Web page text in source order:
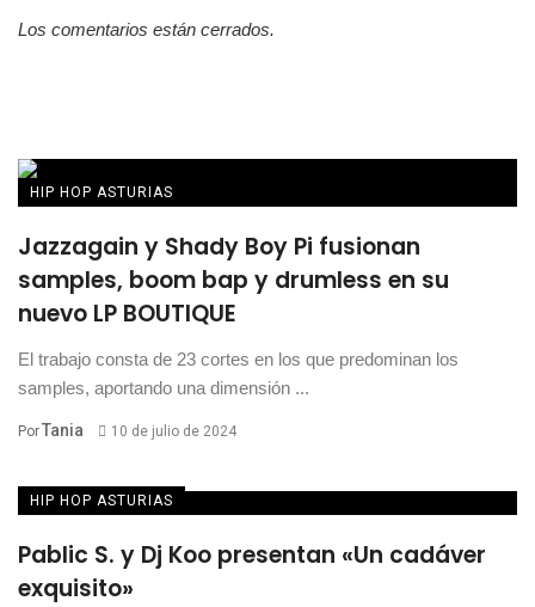
Los comentarios están cerrados.
HIP HOP ASTURIAS
Jazzagain y Shady Boy Pi fusionan
samples, boom bap y drumless en su
nuevo LP BOUTIQUE
El trabajo consta de 23 cortes en los que predominan los
samples, aportando una dimensión ...
PorTania 10 de julio de 2024
HIP HOP ASTURIAS
Pablic S. y Dj Koo presentan «Un cadáver
exquisito»